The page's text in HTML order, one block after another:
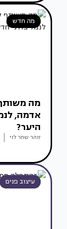
מה חדש
מה
אדמה,
היער?
זוהר שחר לוי
עיצוב פנים